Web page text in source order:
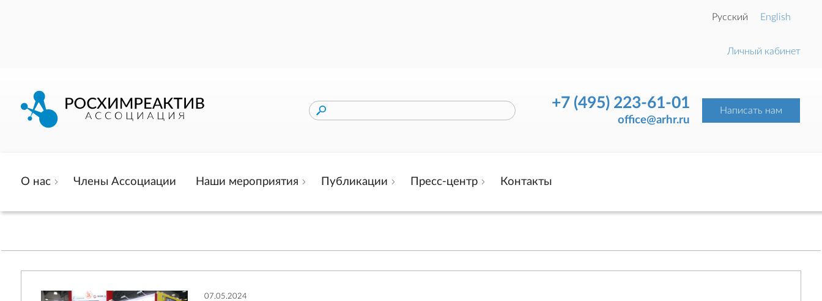
Русский English
Личный кабинет
+7 (495) 223-61-01
office@arhr.ru
Написать нам
О нас Члены Ассоциации Наши мероприятия Публикации Пресс-центр Контакты
07.05.2024